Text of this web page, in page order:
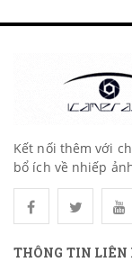
Kết nối thêm với
bổ ích về nhiếp
THÔNG TIN LIÊN